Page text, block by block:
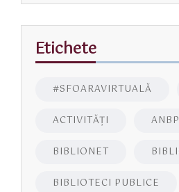
Etichete
#SFOARAVIRTUALĂ
ACTIVITĂŢI
BIBLIONET
BIBLIOTECI PUBLICE